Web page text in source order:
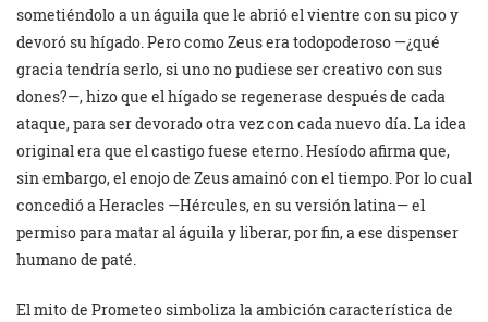
sometiéndolo a un águila que le abrió el vientre con su pico y
devoró su hígado. Pero como Zeus era todopoderoso —¿qué
gracia tendría serlo, si uno no pudiese ser creativo con sus
dones?—, hizo que el hígado se regenerase después de cada
ataque, para ser devorado otra vez con cada nuevo día. La idea
original era que el castigo fuese eterno. Hesíodo afirma que,
sin embargo, el enojo de Zeus amainó con el tiempo. Por lo cual
concedió a Heracles —Hércules, en su versión latina— el
permiso para matar al águila y liberar, por fin, a ese dispenser
humano de paté.
El mito de Prometeo simboliza la ambición característica de